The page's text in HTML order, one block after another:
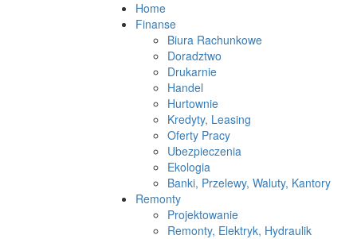
Home
Finanse
Biura Rachunkowe
Doradztwo
Drukarnie
Handel
Hurtownie
Kredyty, Leasing
Oferty Pracy
Ubezpieczenia
Ekologia
Banki, Przelewy, Waluty, Kantory
Remonty
Projektowanie
Remonty, Elektryk, Hydraulik